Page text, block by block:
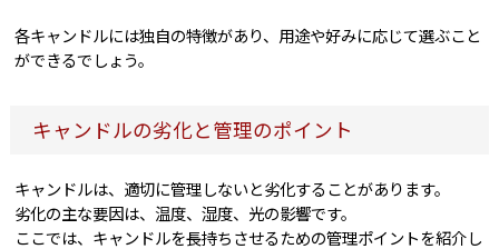
各キャンドルには独自の特徴があり、用途や好みに応じて選ぶこと
ができるでしょう。
キャンドルの劣化と管理のポイント
キャンドルは、適切に管理しないと劣化することがあります。
劣化の主な要因は、温度、湿度、光の影響です。
ここでは、キャンドルを長持ちさせるための管理ポイントを紹介し